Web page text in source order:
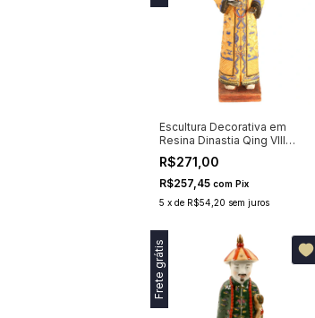
Escultura Decorativa em
Resina Dinastia Qing VIII
49cm
R$271,00
R$257,45 com Pix
5 x de R$54,20 sem juros
Frete grátis